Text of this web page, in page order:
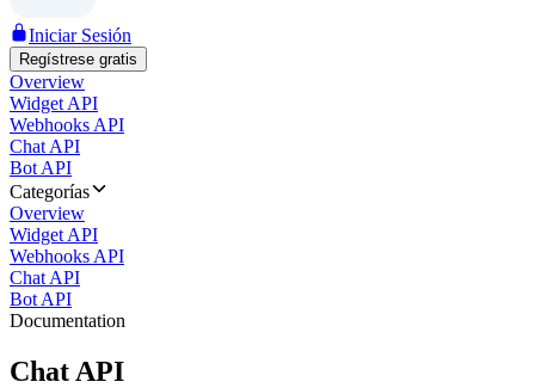
Iniciar Sesión
Regístrese gratis
Overview
Widget API
Webhooks API
Chat API
Bot API
Categorías
Overview
Widget API
Webhooks API
Chat API
Bot API
Documentation
Chat API